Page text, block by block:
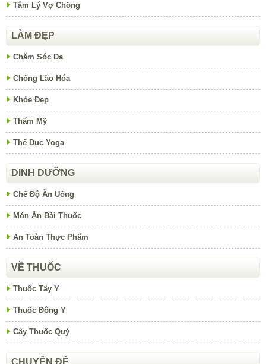
Tâm Lý Vợ Chồng
LÀM ĐẸP
Chăm Sóc Da
Chống Lão Hóa
Khỏe Đẹp
Thẩm Mỹ
Thể Dục Yoga
DINH DƯỠNG
Chế Độ Ăn Uống
Món Ăn Bài Thuốc
An Toàn Thực Phẩm
VỀ THUỐC
Thuốc Tây Y
Thuốc Đông Y
Cây Thuốc Quý